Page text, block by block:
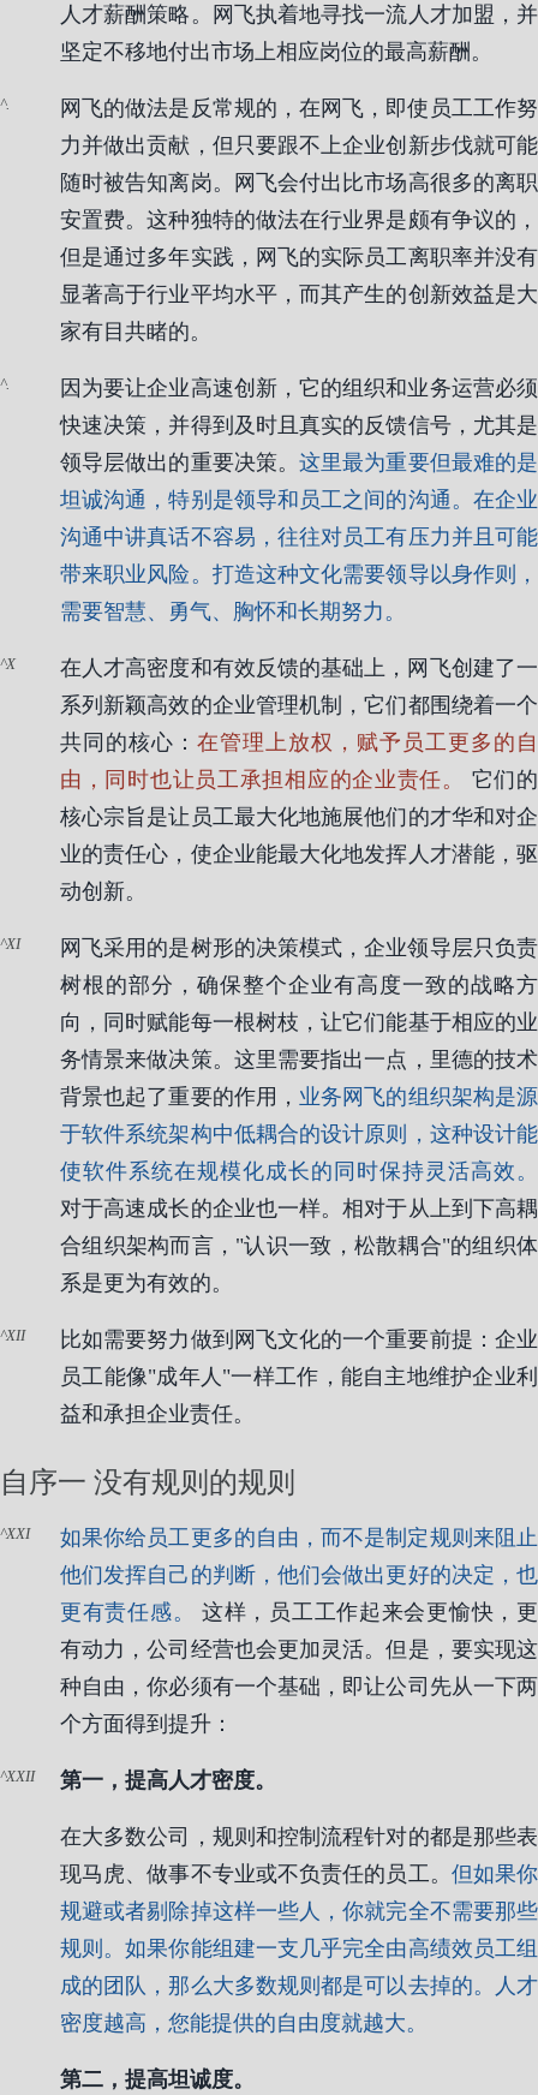
人才薪酬策略。网飞执着地寻找一流人才加盟，并
坚定不移地付出市场上相应岗位的最高薪酬。
.
网飞的做法是反常规的，在网飞，即使员工工作努
力并做出贡献，但只要跟不上企业创新步伐就可能
随时被告知离岗。网飞会付出比市场高很多的离职
安置费。这种独特的做法在行业界是颇有争议的，
但是通过多年实践，网飞的实际员工离职率并没有
显著高于行业平均水平，而其产生的创新效益是大
家有目共睹的。
.
因为要让企业高速创新，它的组织和业务运营必须
快速决策，并得到及时且真实的反馈信号，尤其是
领导层做出的重要决策。这里最为重要但最难的是
坦诚沟通，特别是领导和员工之间的沟通。在企业
沟通中讲真话不容易，往往对员工有压力并且可能
带来职业风险。打造这种文化需要领导以身作则，
需要智慧、勇气、胸怀和长期努力。
X
在人才高密度和有效反馈的基础上，网飞创建了一
系列新颖高效的企业管理机制，它们都围绕着一个
共同的核心： 在管理上放权，赋予员工更多的自
由，同时也让员工承担相应的企业责任。
它们的
核心宗旨是让员工最大化地施展他们的才华和对企
业的责任心，使企业能最大化地发挥人才潜能，驱
动创新。
XI
网飞采用的是树形的决策模式，企业领导层只负责
树根的部分，确保整个企业有高度一致的战略方
向，同时赋能每一根树枝，让它们能基于相应的业
务情景来做决策。这里需要指出一点，里德的技术
背景也起了重要的作用， 业务网飞的组织架构是源
于软件系统架构中低耦合的设计原则，这种设计能
使软件系统在规模化成长的同时保持灵活高效。
对于高速成长的企业也一样。相对于从上到下高耦
合组织架构而言，"认识一致，松散耦合"的组织体
系是更为有效的。
XII
比如需要努力做到网飞文化的一个重要前提：企业
员工能像"成年人"一样工作，能自主地维护企业利
益和承担企业责任。
自序一 没有规则的规则
XXI
如果你给员工更多的自由，而不是制定规则来阻止
他们发挥自己的判断，他们会做出更好的决定，也
更有责任感。
这样，员工工作起来会更愉快，更
有动力，公司经营也会更加灵活。但是，要实现这
种自由，你必须有一个基础，即让公司先从一下两
个方面得到提升：
XXII 第一，提高人才密度。
在大多数公司，规则和控制流程针对的都是那些表
现马虎、做事不专业或不负责任的员工。 但如果你
规避或者剔除掉这样一些人，你就完全不需要那些
规则。如果你能组建一支几乎完全由高绩效员工组
成的团队，那么大多数规则都是可以去掉的。人才
密度越高，您能提供的自由度就越大。
第二，提高坦诚度。